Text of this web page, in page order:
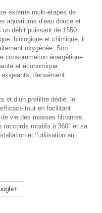
externe multi-étapes de
aquariums d’eau douce et
un débit puissant de 1550
biologique et chimique, il
oxygénée. Son
consommation énergétique
et économique,
densément
et d’un préfiltre dédié, le
tout en facilitant
de vie des masses filtrantes.
raccords rotatifs à 360° et sa
et l’utilisation au